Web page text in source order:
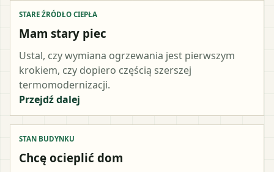
STARE ŹRÓDŁO CIEPŁA
Mam stary piec
Ustal, czy wymiana ogrzewania jest pierwszym
krokiem, czy dopiero częścią szerszej
termomodernizacji.
Przejdź dalej
STAN BUDYNKU
Chcę ocieplić dom